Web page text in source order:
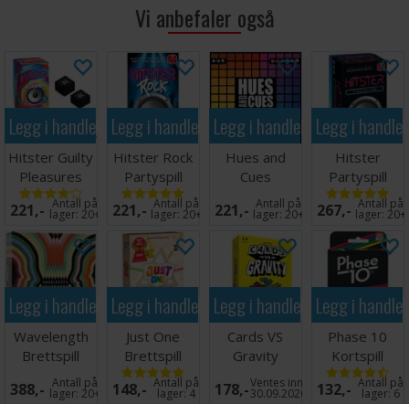
Inneholder en rekke underholdende og tankevekkende
spørsmål.
Perfekt for fester, sammenkomster eller uformelle
sammenkomster.
Oppmuntrer til samtale og kreativitet.
Lett å sette opp og spille med venner og familie.
Antall spillere: 4+
Alder: 12+
Spilletid: 30-60 minutter
Språk: Engelsk
Vi anbefaler også
Legg i handlekurven
Hitster Guilty
Pleasures
Partyspill
221,- Antall på
lager: 20+
Legg i handlekurven
Hitster Rock
Partyspill
221,- Antall på
lager:20+
Legg i handlekurven
Hues and
Cues
Brettspill -
Norsk
221,- Antall på
lager:20+
Legg i
Hitster
Partyspill
267,- Antall på
lager:20+
Legg i handlekurven
Wavelength
Brettspill
388,- Antall på
lager: 20+
Legg i handlekurven
Just One
Brettspill
(Norsk
utgave)
148,- Antall på
lager:4
Legg i handlekurven
Cards VS
Gravity
Partyspill
178,-Ventes inn
30.09.2026
Legg i
Phase 10
Kortspill
Norsk
132,- Antall på
lager:6